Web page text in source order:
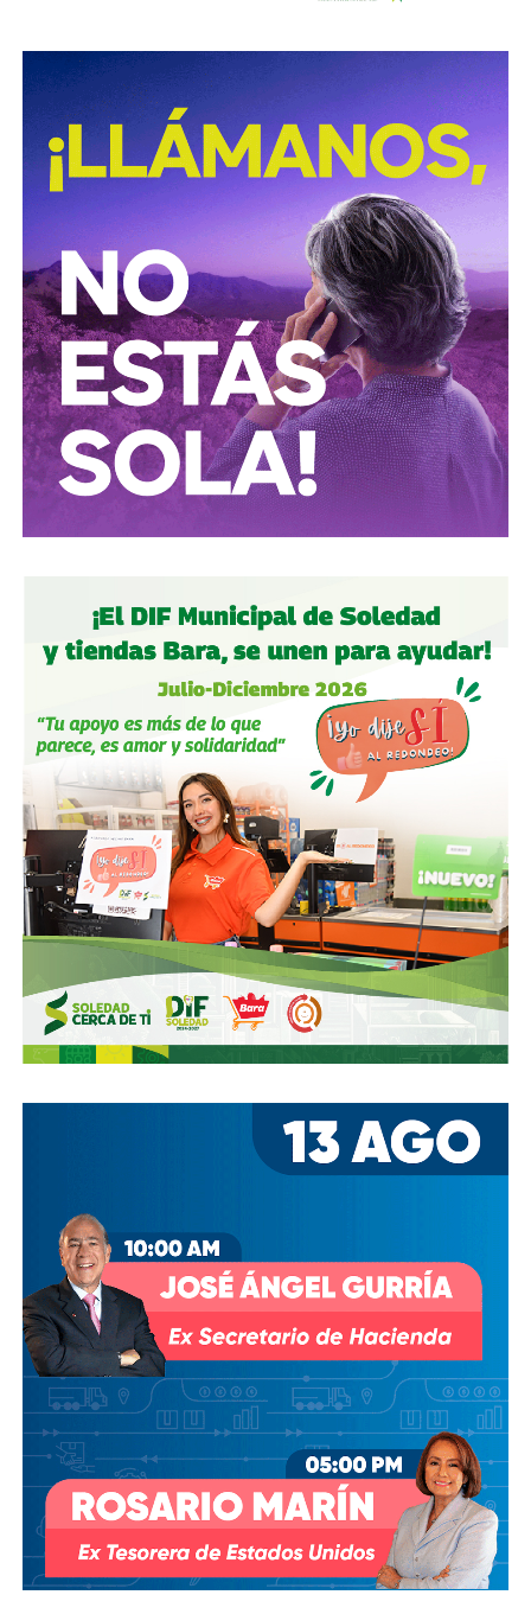
procesamiento ilegal de hidrocarburos.
Según la institución, el desmantelamiento de estos
centros clandestinos representa un golpe a las
estructuras logísticas y financieras dedicadas al mercado
ilícito de combustibles, una actividad que genera pérdidas
millonarias para el Estado y representa riesgos para la
infraestructura energética nacional.
Las autoridades señalaron que las investigaciones
continúan para identificar a las personas responsables de
operar estos inmuebles, así como las posibles redes
criminales relacionadas con el procesamiento y
distribución ilegal de combustibles.
También lee:Tangamanga prevé refuerzo con Guardia Civil
tras dos su1c1d10s